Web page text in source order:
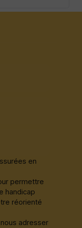
en
permettre
handicap
réorienté
adresser